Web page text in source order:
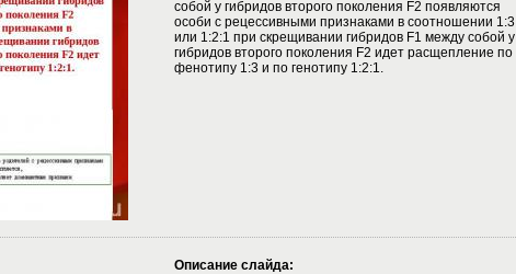
собой у гибридов второго поколения F2 появляются
особи с рецессивными признаками в соотношении 1:3
или 1:2:1 при скрещивании гибридов F1 между собой у
гибридов второго поколения F2 идет расщепление по
фенотипу 1:3 и по генотипу 1:2:1.
Описание слайда: